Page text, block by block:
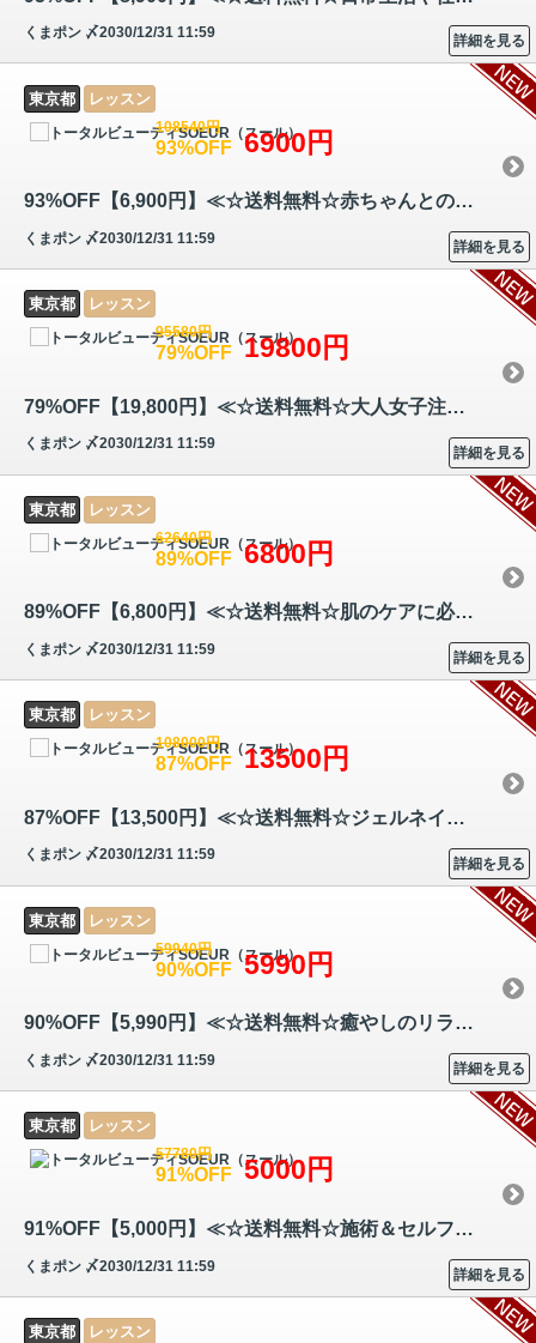
くまポン 〆2030/12/31 11:59
詳細を見る
東京都 レッスン
108540円
93%OFF 6900円
93%OFF【6,900円】≪☆送料無料☆赤ちゃんとの絆を深めるベベサイン（視覚言…
くまポン 〆2030/12/31 11:59
詳細を見る
東京都 レッスン
95580円
79%OFF 19800円
79%OFF【19,800円】≪☆送料無料☆大人女子注目の新資格☆付属のDVDを見ながら…
くまポン 〆2030/12/31 11:59
詳細を見る
東京都 レッスン
62640円
89%OFF 6800円
89%OFF【6,800円】≪☆送料無料☆肌のケアに必要な理論やオールハンド技術な…
くまポン 〆2030/12/31 11:59
詳細を見る
東京都 レッスン
108000円
87%OFF 13500円
87%OFF【13,500円】≪☆送料無料☆ジェルネイルと癒やしのハンドトリートメン…
くまポン 〆2030/12/31 11:59
詳細を見る
東京都 レッスン
59940円
90%OFF 5990円
90%OFF【5,990円】≪☆送料無料☆癒やしのリラクゼーション＆足裏ツボ「リフ…
くまポン 〆2030/12/31 11:59
詳細を見る
東京都 レッスン
57780円
91%OFF 5000円
91%OFF【5,000円】≪☆送料無料☆施術＆セルフの両方学べる☆老廃物をリンパ節…
くまポン 〆2030/12/31 11:59
詳細を見る
東京都 レッスン